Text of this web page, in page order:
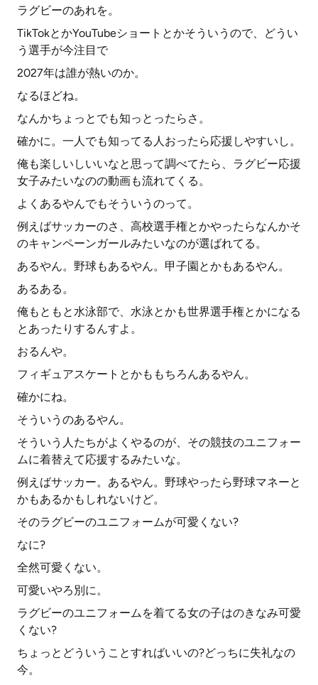
ラグビーのあれを。
TikTokとかYouTubeショートとかそういうので、どうい
う選手が今注目で
2027年は誰が熱いのか。
なるほどね。
なんかちょっとでも知っとったらさ。
確かに。一人でも知ってる人おったら応援しやすいし。
俺も楽しいしいいなと思って調べてたら、ラグビー応援
女子みたいなのの動画も流れてくる。
よくあるやんでもそういうのって。
例えばサッカーのさ、高校選手権とかやったらなんかそ
のキャンペーンガールみたいなのが選ばれてる。
あるやん。野球もあるやん。甲子園とかもあるやん。
あるある。
俺もともと水泳部で、水泳とかも世界選手権とかになる
とあったりするんすよ。
おるんや。
フィギュアスケートとかももちろんあるやん。
確かにね。
そういうのあるやん。
そういう人たちがよくやるのが、その競技のユニフォー
ムに着替えて応援するみたいな。
例えばサッカー。あるやん。野球やったら野球マネーと
かもあるかもしれないけど。
そのラグビーのユニフォームが可愛くない?
なに?
全然可愛くない。
可愛いやろ別に。
ラグビーのユニフォームを着てる女の子はのきなみ可愛
くない?
ちょっとどういうことすればいいの?どっちに失礼なの
今。